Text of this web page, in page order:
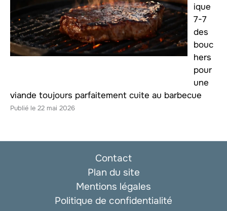
ique
7-7
des
bouc
hers
pour
une
viande toujours parfaitement cuite au barbecue
22 mai 2026
Contact
Plan du site
Mentions légales
Politique de confidentialité